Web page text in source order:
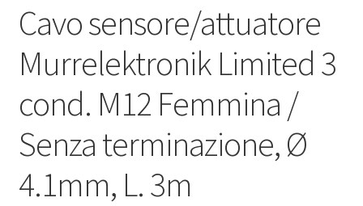
Мой аккаунт
Оставить отзыв
Оформление заказа
Подтверждение заказа
Cavo sensore/attuatore
Murrelektronik Limited 3
cond. M12 Femmina /
Senza terminazione, Ø
4.1mm, L. 3m